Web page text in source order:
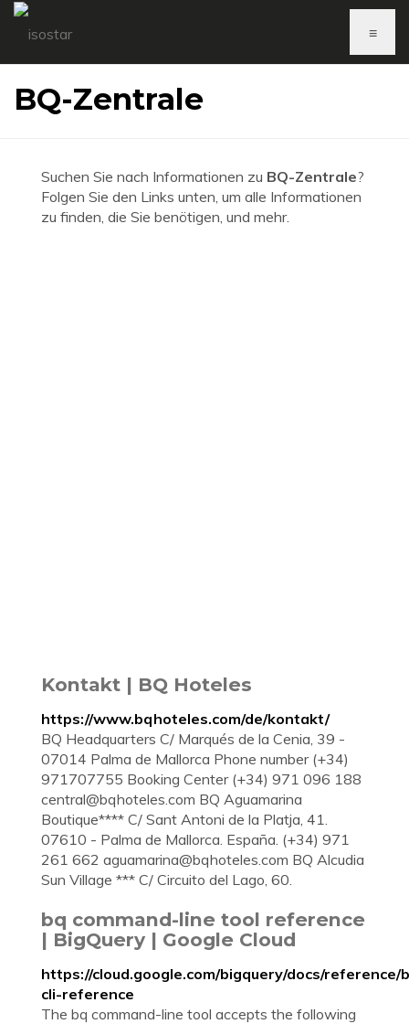
≡
BQ-Zentrale
Suchen Sie nach Informationen zu BQ-Zentrale?
Folgen Sie den Links unten, um alle Informationen
zu finden, die Sie benötigen, und mehr.
Kontakt | BQ Hoteles
https://www.bqhoteles.com/de/kontakt/
BQ Headquarters C/ Marqués de la Cenia, 39 -
07014 Palma de Mallorca Phone number (+34)
971707755 Booking Center (+34) 971 096 188
central@bqhoteles.com BQ Aguamarina
Boutique**** C/ Sant Antoni de la Platja, 41.
07610 - Palma de Mallorca. España. (+34) 971
261 662 aguamarina@bqhoteles.com BQ Alcudia
Sun Village *** C/ Circuito del Lago, 60.
bq command-line tool reference
| BigQuery | Google Cloud
https://cloud.google.com/bigquery/docs/reference/
cli-reference
The bq command-line tool accepts the following